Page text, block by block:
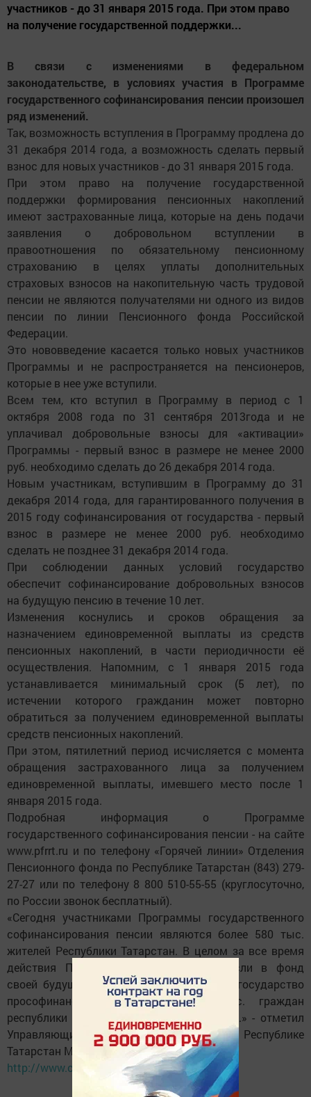
участников - до 31 января 2015 года. При этом право
на получение государственной поддержки...
В связи с изменениями в федеральном
законодательстве, в условиях участия в Программе
государственного софинансирования пенсии произошел
ряд изменений.
Так, возможность вступления в Программу продлена до
31 декабря 2014 года, а возможность сделать первый
взнос для новых участников - до 31 января 2015 года.
При этом право на получение государственной
поддержки формирования пенсионных накоплений
имеют застрахованные лица, которые на день подачи
заявления о добровольном вступлении в
правоотношения по обязательному пенсионному
страхованию в целях уплаты дополнительных
страховых взносов на накопительную часть трудовой
пенсии не являются получателями ни одного из видов
пенсии по линии Пенсионного фонда Российской
Федерации.
Это нововведение касается только новых участников
Программы и не распространяется на пенсионеров,
которые в нее уже вступили.
Всем тем, кто вступил в Программу в период с 1
октября 2008 года по 31 сентября 2013года и не
уплачивал добровольные взносы для «активации»
Программы - первый взнос в размере не менее 2000
руб. необходимо сделать до 26 декабря 2014 года.
Новым участникам, вступившим в Программу до 31
декабря 2014 года, для гарантированного получения в
2015 году софинансирования от государства - первый
взнос в размере не менее 2000 руб. необходимо
сделать не позднее 31 декабря 2014 года.
При соблюдении данных условий государство
обеспечит софинансирование добровольных взносов
на будущую пенсию в течение 10 лет.
Изменения коснулись и сроков обращения за
назначением единовременной выплаты из средств
пенсионных накоплений, в части периодичности её
осуществления. Напомним, с 1 января 2015 года
устанавливается минимальный срок (5 лет), по
истечении которого гражданин может повторно
обратиться за получением единовременной выплаты
средств пенсионных накоплений.
При этом, пятилетний период исчисляется с момента
обращения застрахованного лица за получением
единовременной выплаты, имевшего место после 1
января 2015 года.
Подробная информация о Программе
государственного софинансирования пенсии - на сайте
www.pfrrt.ru и по телефону «Горячей линии» Отделения
Пенсионного фонда по Республике Татарстан (843) 279-
27-27 или по телефону 8 800 510-55-55 (круглосуточно,
по России звонок бесплатный).
«Сегодня участниками Программы государственного
софинансирования пенсии являются более 580 тыс.
жителей Республики Татарстан. В целом за все время
действия Программы татарстанцы внесли в фонд
своей будущей пенсии 1,5 млрд. рублей, государство
прософинансировало около 214,2 тыс. граждан
республики на сумму более 1,2 млрд. руб.» - отметил
Управляющий Отделением ПФР по Республике
Татарстан Марсель Имамов.
http://www.chuprale-online.ru